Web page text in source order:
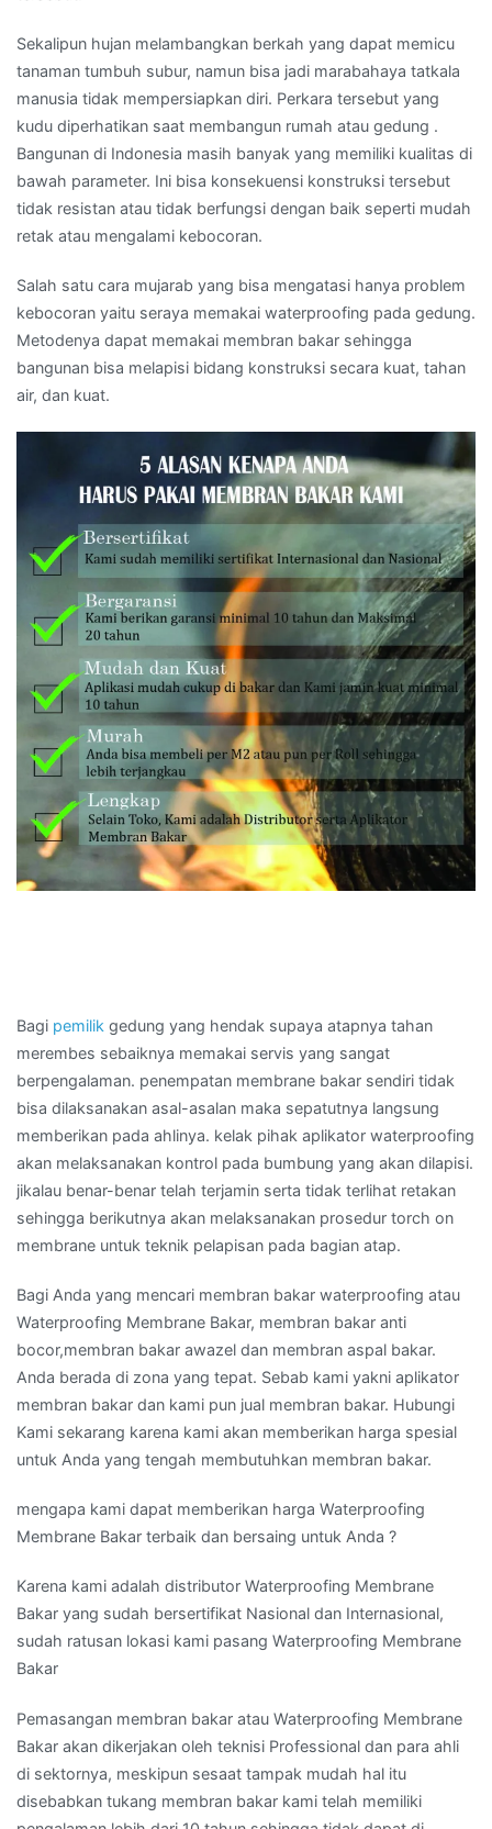
Sekalipun hujan melambangkan berkah yang dapat memicu
tanaman tumbuh subur, namun bisa jadi marabahaya tatkala
manusia tidak mempersiapkan diri. Perkara tersebut yang
kudu diperhatikan saat membangun rumah atau gedung .
Bangunan di Indonesia masih banyak yang memiliki kualitas di
bawah parameter. Ini bisa konsekuensi konstruksi tersebut
tidak resistan atau tidak berfungsi dengan baik seperti mudah
retak atau mengalami kebocoran.
Salah satu cara mujarab yang bisa mengatasi hanya problem
kebocoran yaitu seraya memakai waterproofing pada gedung.
Metodenya dapat memakai membran bakar sehingga
bangunan bisa melapisi bidang konstruksi secara kuat, tahan
air, dan kuat.
Bagi pemilik gedung yang hendak supaya atapnya tahan
merembes sebaiknya memakai servis yang sangat
berpengalaman. penempatan membrane bakar sendiri tidak
bisa dilaksanakan asal-asalan maka sepatutnya langsung
memberikan pada ahlinya. kelak pihak aplikator waterproofing
akan melaksanakan kontrol pada bumbung yang akan dilapisi.
jikalau benar-benar telah terjamin serta tidak terlihat retakan
sehingga berikutnya akan melaksanakan prosedur torch on
membrane untuk teknik pelapisan pada bagian atap.
Bagi Anda yang mencari membran bakar waterproofing atau
Waterproofing Membrane Bakar, membran bakar anti
bocor,membran bakar awazel dan membran aspal bakar.
Anda berada di zona yang tepat. Sebab kami yakni aplikator
membran bakar dan kami pun jual membran bakar. Hubungi
Kami sekarang karena kami akan memberikan harga spesial
untuk Anda yang tengah membutuhkan membran bakar.
mengapa kami dapat memberikan harga Waterproofing
Membrane Bakar terbaik dan bersaing untuk Anda ?
Karena kami adalah distributor Waterproofing Membrane
Bakar yang sudah bersertifikat Nasional dan Internasional,
sudah ratusan lokasi kami pasang Waterproofing Membrane
Bakar
Pemasangan membran bakar atau Waterproofing Membrane
Bakar akan dikerjakan oleh teknisi Professional dan para ahli
di sektornya, meskipun sesaat tampak mudah hal itu
disebabkan tukang membran bakar kami telah memiliki